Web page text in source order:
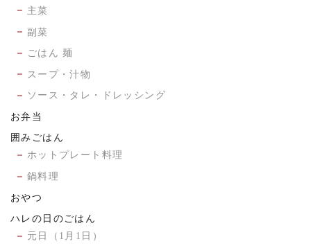
主菜
副菜
ごはん 麺
スープ・汁物
ソース・タレ・ドレッシング
お弁当
囲みごはん
ホットプレート料理
鍋料理
おやつ
ハレの日のごはん
元日（1月1日）